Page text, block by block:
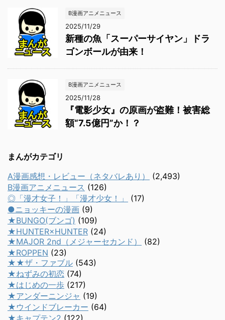
B漫画アニメニュース
2025/11/29
新種の魚「スーパーサイヤン」ドラ
ゴンボールが由来！
B漫画アニメニュース
2025/11/28
『電影少女』の原画が盗難！被害総
額“7.5億円”か！？
まんがカテゴリ
A漫画感想・レビュー（ネタバレあり）
(2,493)
B漫画アニメニュース (126)
◎「漫才女子！」「漫才少女！」
(17)
●ニョッキーの漫画 (9)
★BUNGO(ブンゴ) (109)
★HUNTER×HUNTER (24)
★MAJOR 2nd（メジャーセカンド）
(82)
★ROPPEN (23)
★★ザ・ファブル (543)
★ねずみの初恋 (74)
★はじめの一歩 (217)
★アンダーニンジャ (19)
★ウインドブレーカー (64)